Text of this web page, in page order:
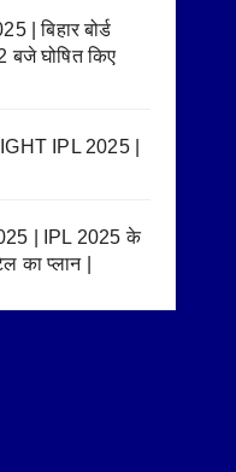
| बिहार बोर्ड
बजे घोषित किए
IPL 2025 |
| IPL 2025 के
का प्लान |